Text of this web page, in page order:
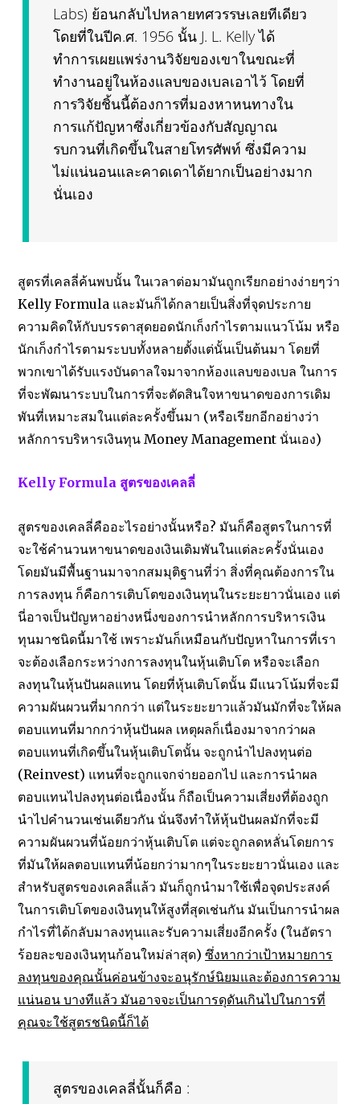
Labs) ย้อนกลับไปหลายทศวรรษเลยทีเดียว
โดยที่ในปีค.ศ. 1956 นั้น J. L. Kelly ได้
ทำการเผยแพร่งานวิจัยของเขาในขณะที่
ทำงานอยู่ในห้องแลบของเบลเอาไว้ โดยที่
การวิจัยชิ้นนี้ต้องการที่มองหาหนทางใน
การแก้ปัญหาซึ่งเกี่ยวข้องกับสัญญาณ
รบกวนที่เกิดขึ้นในสายโทรศัพท์ ซึ่งมีความ
ไม่แน่นอนและคาดเดาได้ยากเป็นอย่างมาก
นั่นเอง
สูตรที่เคลลี่ค้นพบนั้น ในเวลาต่อมามันถูกเรียกอย่างง่ายๆว่า
Kelly Formula และมันก็ได้กลายเป็นสิ่งที่จุดประกาย
ความคิดให้กับบรรดาสุดยอดนักเก็งกำไรตามแนวโน้ม หรือ
นักเก็งกำไรตามระบบทั้งหลายตั้งแต่นั้นเป็นต้นมา โดยที่
พวกเขาได้รับแรงบันดาลใจมาจากห้องแลบของเบล ในการ
ที่จะพัฒนาระบบในการที่จะตัดสินใจหาขนาดของการเดิม
พันที่เหมาะสมในแต่ละครั้งขึ้นมา (หรือเรียกอีกอย่างว่า
หลักการบริหารเงินทุน Money Management นั่นเอง)
Kelly Formula สูตรของเคลลี่
สูตรของเคลลี่คืออะไรอย่างนั้นหรือ? มันก็คือสูตรในการที่
จะใช้คำนวนหาขนาดของเงินเดิมพันในแต่ละครั้งนั่นเอง
โดยมันมีพื้นฐานมาจากสมมุติฐานที่ว่า สิ่งที่คุณต้องการใน
การลงทุน ก็คือการเติบโตของเงินทุนในระยะยาวนั่นเอง แต่
นี่อาจเป็นปัญหาอย่างหนึ่งของการนำหลักการบริหารเงิน
ทุนมาชนิดนี้มาใช้ เพราะมันก็เหมือนกับปัญหาในการที่เรา
จะต้องเลือกระหว่างการลงทุนในหุ้นเติบโต หรือจะเลือก
ลงทุนในหุ้นปันผลแทน โดยที่หุ้นเติบโตนั้น มีแนวโน้มที่จะมี
ความผันผวนที่มากกว่า แต่ในระยะยาวแล้วมันมักที่จะให้ผล
ตอบแทนที่มากกว่าหุ้นปันผล เหตุผลก็เนื่องมาจากว่าผล
ตอบแทนที่เกิดขึ้นในหุ้นเติบโตนั้น จะถูกนำไปลงทุนต่อ
(Reinvest) แทนที่จะถูกแจกจ่ายออกไป และการนำผล
ตอบแทนไปลงทุนต่อเนื่องนั้น ก็ถือเป็นความเสี่ยงที่ต้องถูก
นำไปคำนวนเช่นเดียวกัน นั่นจึงทำให้หุ้นปันผลมักที่จะมี
ความผันผวนที่น้อยกว่าหุ้นเติบโต แต่จะถูกลดหลั่นโดยการ
ที่มันให้ผลตอบแทนที่น้อยกว่ามากๆในระยะยาวนั่นเอง และ
สำหรับสูตรของเคลลี่แล้ว มันก็ถูกนำมาใช้เพื่อจุดประสงค์
ในการเติบโตของเงินทุนให้สูงที่สุดเช่นกัน มันเป็นการนำผล
กำไรที่ได้กลับมาลงทุนและรับความเสี่ยงอีกครั้ง (ในอัตรา
ร้อยละของเงินทุนก้อนใหม่ล่าสุด) ซึ่งหากว่าเป้าหมายการ
ลงทุนของคุณนั้นค่อนข้างจะอนุรักษ์นิยมและต้องการความ
แน่นอน บางทีแล้ว มันอาจจะเป็นการดุดันเกินไปในการที่
คุณจะใช้สูตรชนิดนี้ก็ได้
สูตรของเคลลี่นั้นก็คือ :